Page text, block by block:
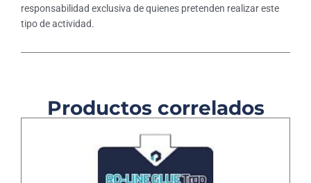
responsabilidad exclusiva de quienes pretenden realizar este
tipo de actividad.
Productos correlados